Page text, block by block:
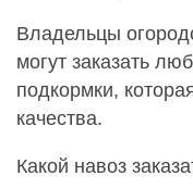
Владельцы
могут заказать
подкормки,
качества.
Какой навоз